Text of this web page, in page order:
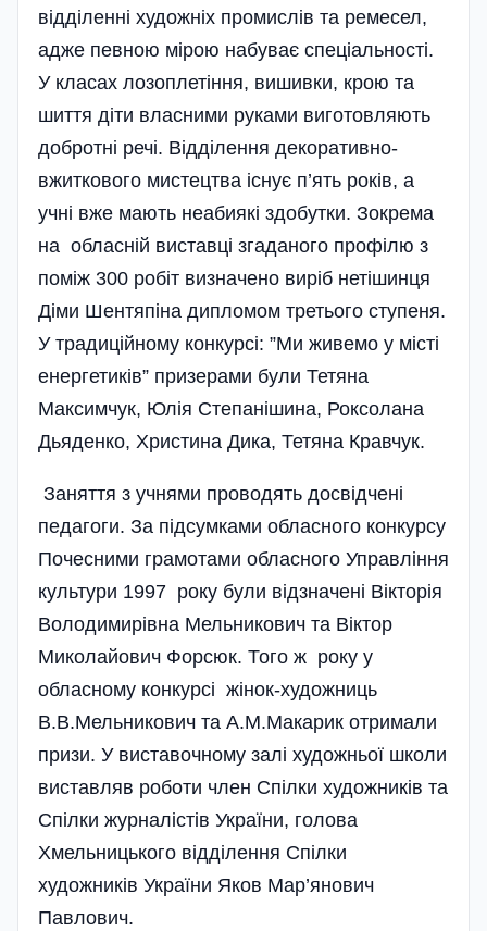
відділенні художніх промислів та ремесел,
адже певною мірою набуває спеціальності.
У класах лозоплетіння, вишивки, крою та
шиття діти власними руками виготовляють
добротні речі. Відділення декоративно-
вжиткового мистецтва існує п’ять років, а
учні вже мають неабиякі здобутки. Зокрема
на обласній виставці згаданого профілю з
поміж 300 робіт визначено виріб нетішинця
Діми Шентяпіна дипломом третього ступеня.
У традиційному конкурсі: ”Ми живемо у місті
енергетиків” призерами були Тетяна
Максимчук, Юлія Степанішина, Роксолана
Дьяденко, Христина Дика, Тетяна Кравчук.
Заняття з учнями проводять досвідчені
педагоги. За підсумками обласного конкурсу
Почесними грамотами обласного Управління
культури 1997 року були відзначені Вікторія
Володимирівна Мельникович та Віктор
Миколайович Форсюк. Того ж року у
обласному конкурсі жінок-художниць
В.В.Мельникович та А.М.Макарик отримали
призи. У виставочному залі художньої школи
виставляв роботи член Спілки художників та
Спілки журналістів України, голова
Хмельницького відділення Спілки
художників України Яков Мар’янович
Павлович.